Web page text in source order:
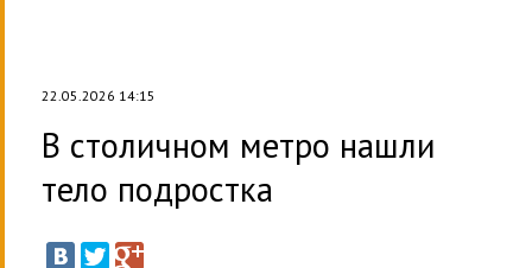
22.05.2026 14:15
В столичном метро нашли
тело подростка